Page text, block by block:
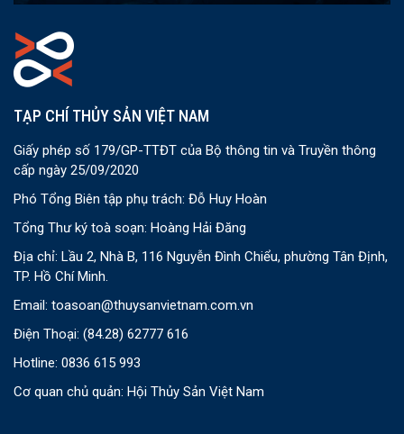
TẠP CHÍ THỦY SẢN VIỆT NAM
Giấy phép số 179/GP-TTĐT của Bộ thông tin và Truyền thông
cấp ngày 25/09/2020
Phó Tổng Biên tập phụ trách: Đỗ Huy Hoàn
Tổng Thư ký toà soạn: Hoàng Hải Đăng
Địa chỉ: Lầu 2, Nhà B, 116 Nguyễn Đình Chiểu, phường Tân Định,
TP. Hồ Chí Minh.
Email: toasoan@thuysanvietnam.com.vn
Điện Thoại: (84.28) 62777 616
Hotline: 0836 615 993
Cơ quan chủ quản: Hội Thủy Sản Việt Nam